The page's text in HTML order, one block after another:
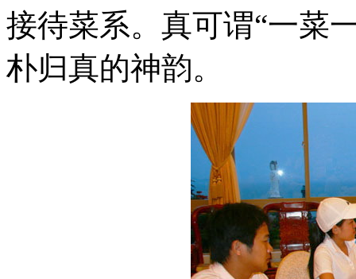
接待菜系。真可谓“一菜
朴归真的神韵。